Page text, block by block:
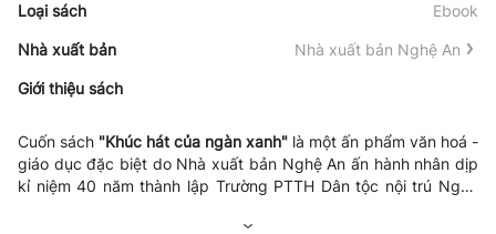
Loại sách Ebook
Nhà xuất bản Nhà xuất bản Nghệ An
Giới thiệu sách
Cuốn sách "Khúc hát của ngàn xanh" là một ấn phẩm văn hoá -
giáo dục đặc biệt do Nhà xuất bản Nghệ An ấn hành nhân dịp
kỉ niệm 40 năm thành lập Trường PTTH Dân tộc nội trú Nghệ
tâm huyết của nhiều thế hệ lãnh đạo, thầy cô giáo và các cựu